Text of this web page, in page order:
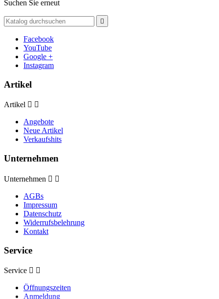
Suchen Sie erneut

Facebook
YouTube
Google +
Instagram
Artikel
Artikel  
Angebote
Neue Artikel
Verkaufshits
Unternehmen
Unternehmen  
AGBs
Impressum
Datenschutz
Widerrufsbelehrung
Kontakt
Service
Service  
Öffnungszeiten
Anmeldung